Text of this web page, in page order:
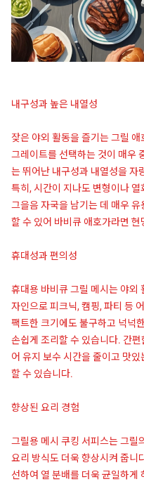
내구성과 높은 내열성
잦은 야외 활동을 즐기는 그릴
그레이트를 선택하는 것이 매우
는 뛰어난 내구성과 내열성을 자
특히, 시간이 지나도 변형이나
그을음 자국을 남기는 데 매우
할 수 있어 바비큐 애호가라면
휴대성과 편의성
휴대용 바비큐 그릴 메시는 야외
자인으로 피크닉, 캠핑, 파티 등
팩트한 크기에도 불구하고 넉넉
손쉽게 조리할 수 있습니다. 간
어 유지 보수 시간을 줄이고 맛
할 수 있습니다.
향상된 요리 경험
그릴용 메시 쿠킹 서피스는 그릴
요리 방식도 더욱 향상시켜 줍니
선하여 열 분배를 더욱 균일하게